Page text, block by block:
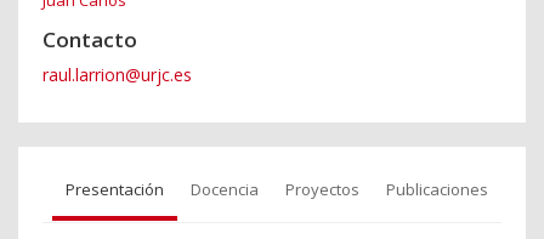
Contacto
raul.larrion@urjc.es
Presentación Docencia Proyectos Publicaciones